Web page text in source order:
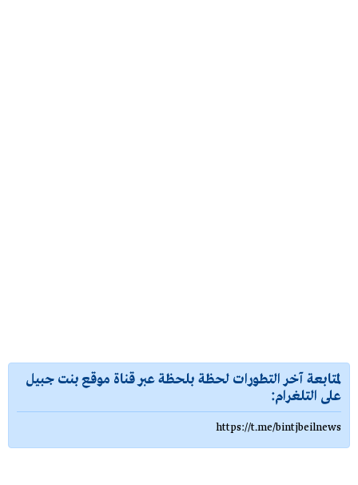
لمتابعة آخر التطورات لحظة بلحظة عبر قناة موقع بنت جبيل
على التلغرام:
https://t.me/bintjbeilnews